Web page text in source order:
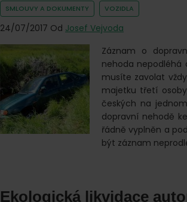
SMLOUVY A DOKUMENTY VOZIDLA
24/07/2017 Od Josef Vejvoda
Záznam o
nehoda nepodléhá
musíte zavolat
majetku třetí
českých na
dopravní nehodě
řádně vyplněn a
být záznam
Ekologická likvidace